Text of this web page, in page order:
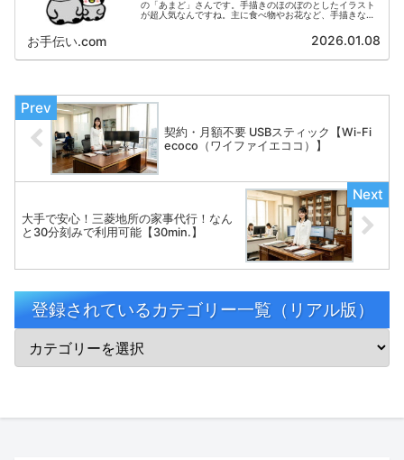
の「あまど」さんです。手描きのほのぼのとしたイラスト
が超人気なんですね。主に食べ物やお花など、手描きなら
イトにおいて、多くのファンの方がダウンロードされてい
お手伝い.com 2026.01.08
契約・月額不要 USBスティック【Wi-Fi
ecoco（ワイファイエココ）】
大手で安心！三菱地所の家事代行！なん
と30分刻みで利用可能【30min.】
登録されているカテゴリー一覧（リアル版）